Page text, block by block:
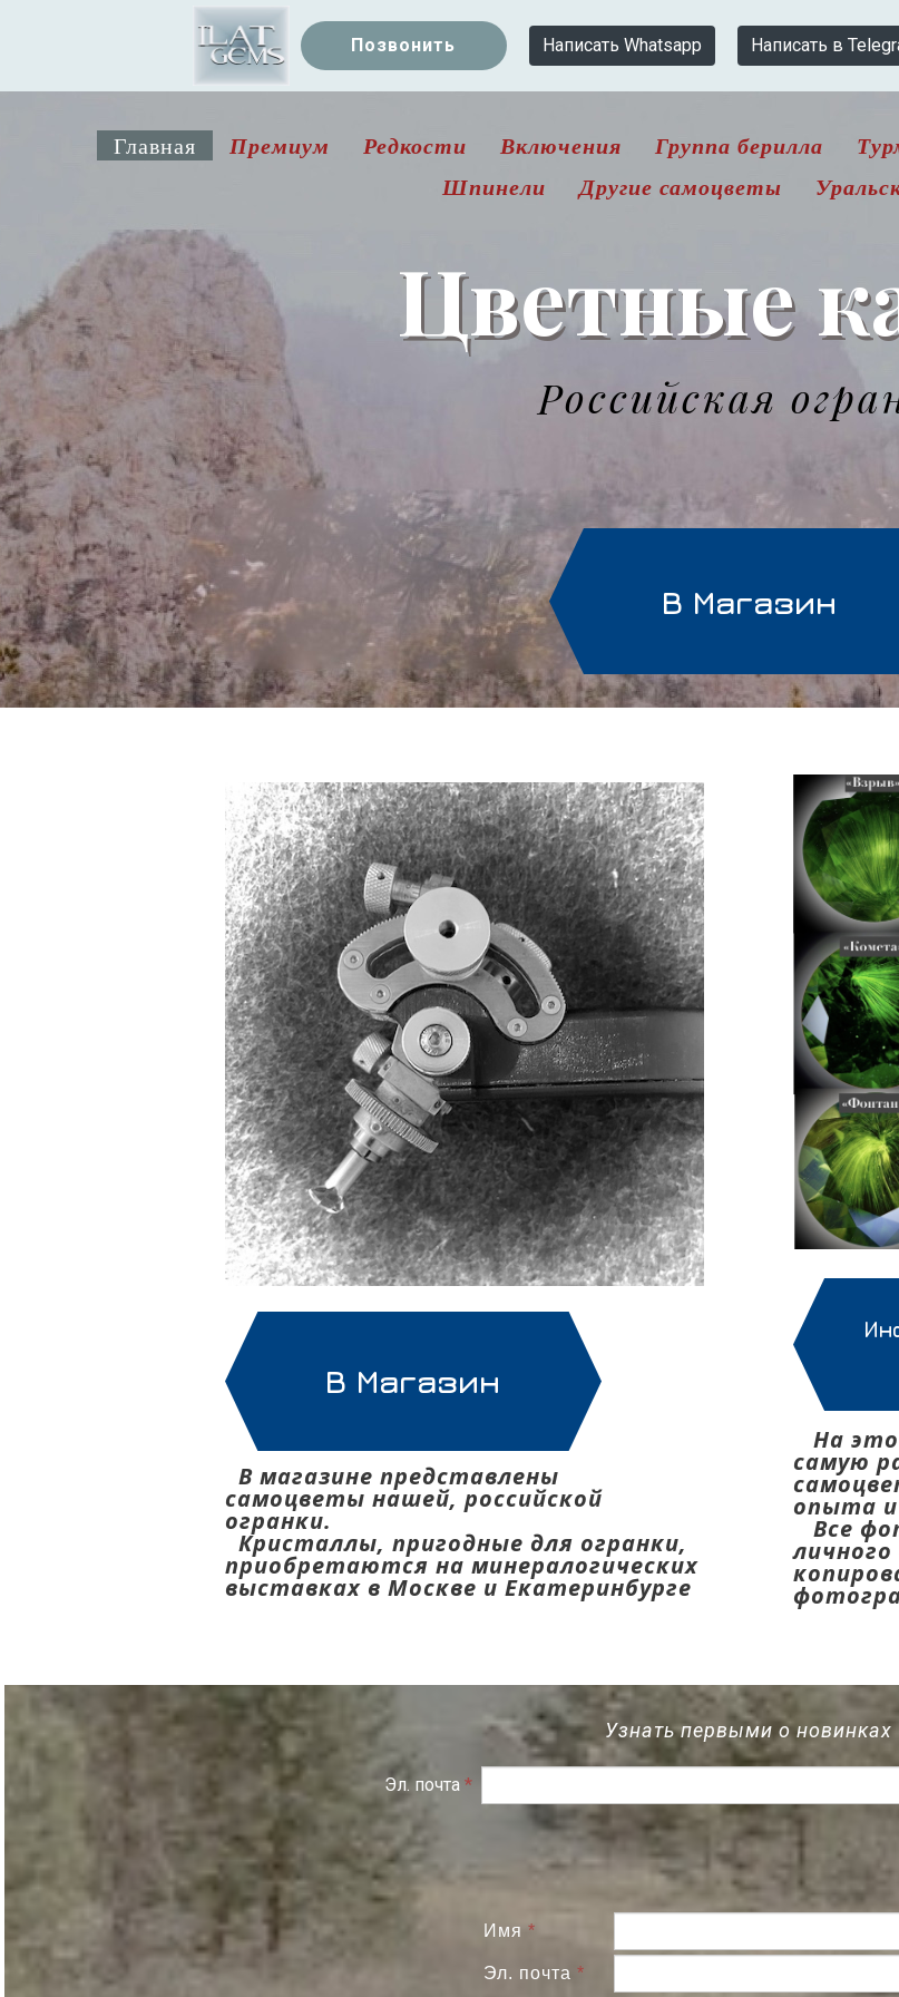
Позвонить Написать Whatsapp Написать в
Главная Премиум Редкости Включения Группа берилла
Шпинели
Другие самоцветы
Цветные
Российская
В Магазин
В Магазин
В магазине представлены
самоцветы нашей, российской
огранки.
Кристаллы, пригодные для огранки,
приобретаются на минералогических
выставках в Москве и Екатеринбурге
На
самую
опыта
Все
Узнать первыми о новинках
Эл. почта*
Имя *
Эл. почта *